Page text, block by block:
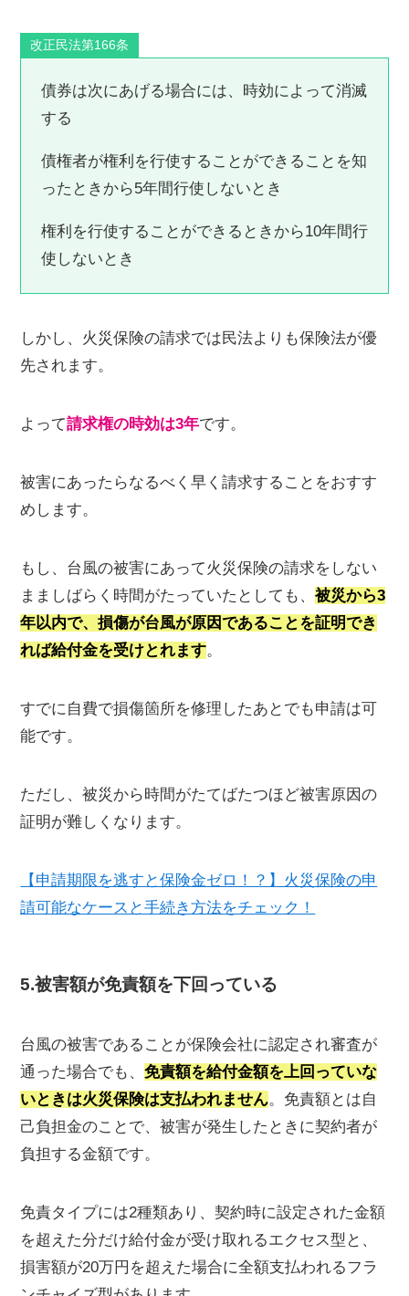
改正民法第166条
債券は次にあげる場合には、時効によって消滅
する
債権者が権利を行使することができることを知
ったときから5年間行使しないとき
権利を行使することができるときから10年間行
使しないとき
しかし、火災保険の請求では民法よりも保険法が優
先されます。
よって請求権の時効は3年です。
被害にあったらなるべく早く請求することをおすす
めします。
もし、台風の被害にあって火災保険の請求をしない
まましばらく時間がたっていたとしても、被災から3
年以内で、損傷が台風が原因であることを証明でき
れば給付金を受けとれます。
すでに自費で損傷箇所を修理したあとでも申請は可
能です。
ただし、被災から時間がたてばたつほど被害原因の
証明が難しくなります。
【申請期限を逃すと保険金ゼロ！？】火災保険の申
請可能なケースと手続き方法をチェック！
5.被害額が免責額を下回っている
台風の被害であることが保険会社に認定され審査が
通った場合でも、免責額を給付金額を上回っていな
いときは火災保険は支払われません。免責額とは自
己負担金のことで、被害が発生したときに契約者が
負担する金額です。
免責タイプには2種類あり、契約時に設定された金額
を超えた分だけ給付金が受け取れるエクセス型と、
損害額が20万円を超えた場合に全額支払われるフラ